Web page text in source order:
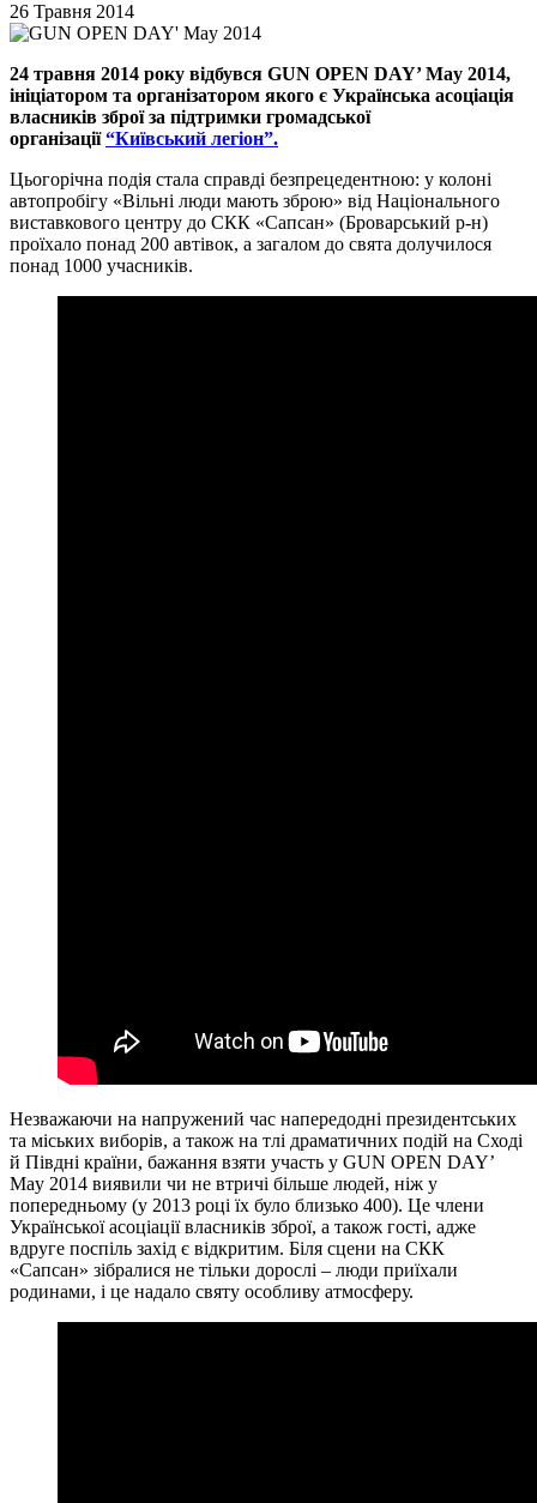
26 Травня 2014
24 травня 2014 року відбувся GUN OPEN DAY’ May 2014,
ініціатором та організатором якого є Українська асоціація
власників зброї за підтримки громадської
організації“Київський легіон”.
Цьогорічна подія стала справді безпрецедентною: у колоні
автопробігу «Вільні люди мають зброю» від Національного
виставкового центру до СКК «Сапсан» (Броварський р-н)
проїхало понад 200 автівок, а загалом до свята долучилося
понад 1000 учасників.
Незважаючи на напружений час напередодні президентських
та міських виборів, а також на тлі драматичних подій на Сході
й Півдні країни, бажання взяти участь у GUN OPEN DAY’
May 2014 виявили чи не втричі більше людей, ніж у
попередньому (у 2013 році їх було близько 400). Це члени
Української асоціації власників зброї, а також гості, адже
вдруге поспіль захід є відкритим. Біля сцени на СКК
«Сапсан» зібралися не тільки дорослі – люди приїхали
родинами, і це надало святу особливу атмосферу.